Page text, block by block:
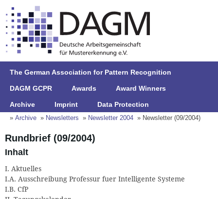
The German Association for Pattern Recognition
DAGM GCPR Awards Award Winners
Archive Imprint Data Protection
» Archive » Newsletters » Newsletter 2004 » Newsletter (09/2004)
Rundbrief (09/2004)
Inhalt
I. Aktuelles
I.A. Ausschreibung Professur fuer Intelligente Systeme
I.B. CfP